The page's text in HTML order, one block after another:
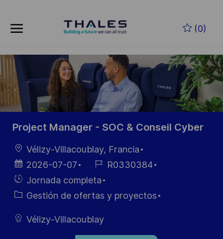
(0)
-
Project Manager - SOC & Conseil Cyber
Ubicación
Vélizy-Villacoublay, Francia
Fecha de
publicación
2026-07-07
ID de
empleo
R0330384
Hiring
Type
Jornada completa
Categoría
Gestión de ofertas y proyectos
Vélizy-Villacoublay